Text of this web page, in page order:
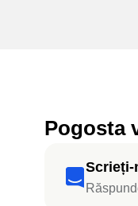
Pogosta
Scrieți-